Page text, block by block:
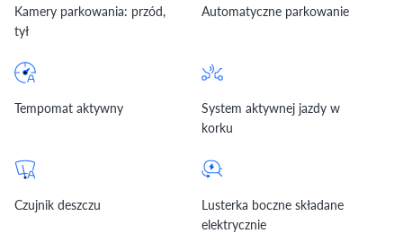
Kamery parkowania: przód,
tył
Automatyczne parkowanie
Tempomat aktywny
System aktywnej jazdy w
korku
Czujnik deszczu
Lusterka boczne składane
elektrycznie